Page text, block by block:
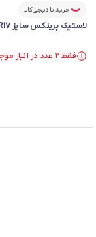
خرید با دیجی‌کالا
لاستیک پرینکس سایز 205/50R17 گل Aquila Pro - دو حلقه
فقط ۲ عدد در انبار موجود است.